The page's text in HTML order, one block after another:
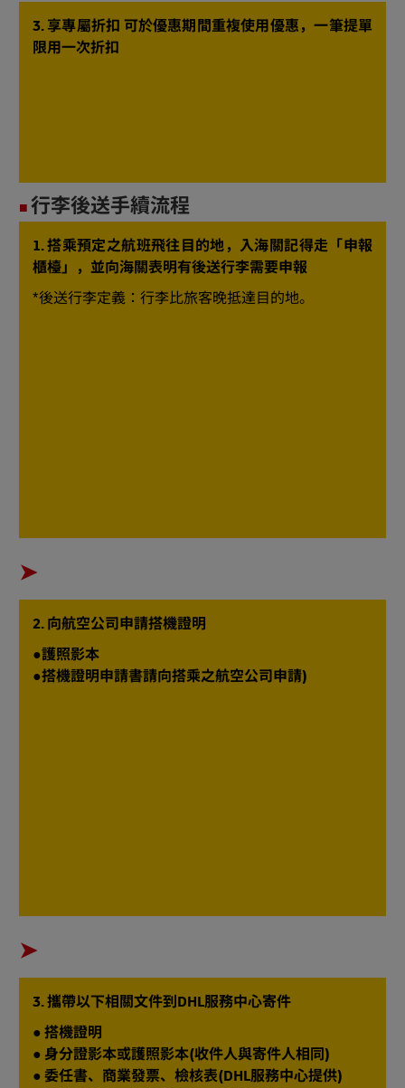
3. 享專屬折扣 可於優惠期間重複使用優惠，一筆提單
限用一次折扣
■ 行李後送手續流程
1. 搭乘預定之航班飛往目的地，入海關記得走「申報
櫃檯」，並向海關表明有後送行李需要申報
*後送行李定義：行李比旅客晚抵達目的地。
➤​
2. 向航空公司申請搭機證明 ​
●護照影本
●搭機證明申請書請向搭乘之航空公司申請)​
➤​
3. 攜帶以下相關文件到DHL服務中心寄件
● 搭機證明
● 身分證影本或護照影本(收件人與寄件人相同)
● 委任書、商業發票、檢核表(DHL服務中心提供) ​